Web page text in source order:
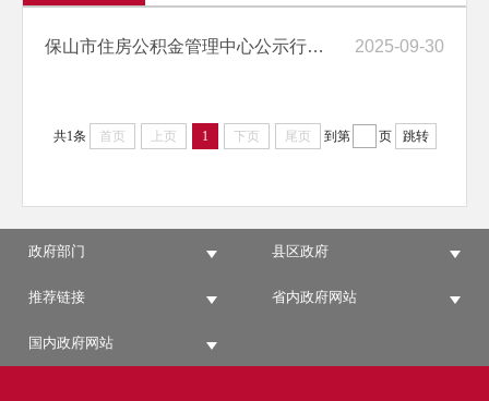
保山市住房公积金管理中心公示行政执法职责和依据、行政执法程序信息 2025-09-30
共1条 首页 上页 1 下页 尾页 到第 页 跳转
政府部门 县区政府
推荐链接 省内政府网站
国内政府网站